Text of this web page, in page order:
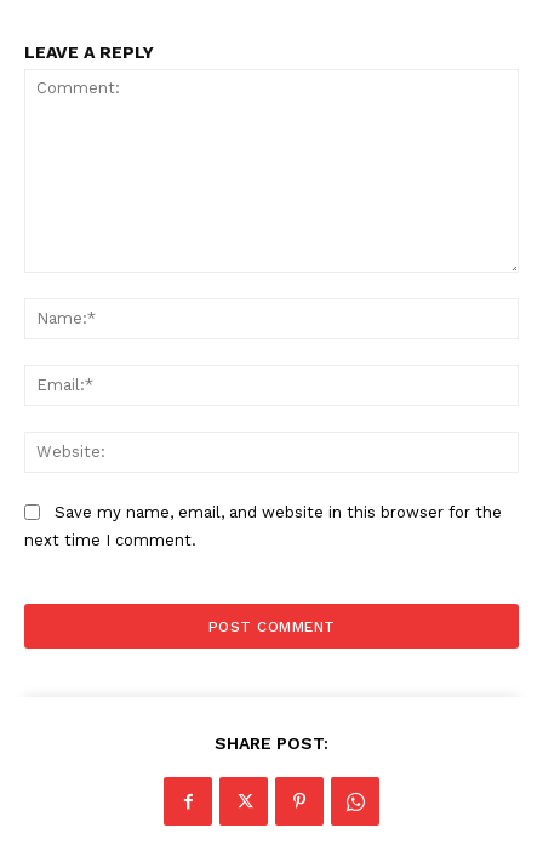
LEAVE A REPLY
Save my name, email, and website in this browser for the
next time I comment.
SHARE POST: